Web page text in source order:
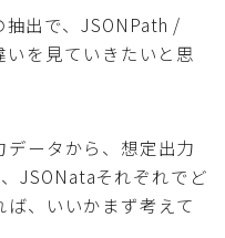
出で、JSONPath /
を見ていきたいと思
ータから、想定出力
JSONataそれぞれでど
、いいかまず考えて